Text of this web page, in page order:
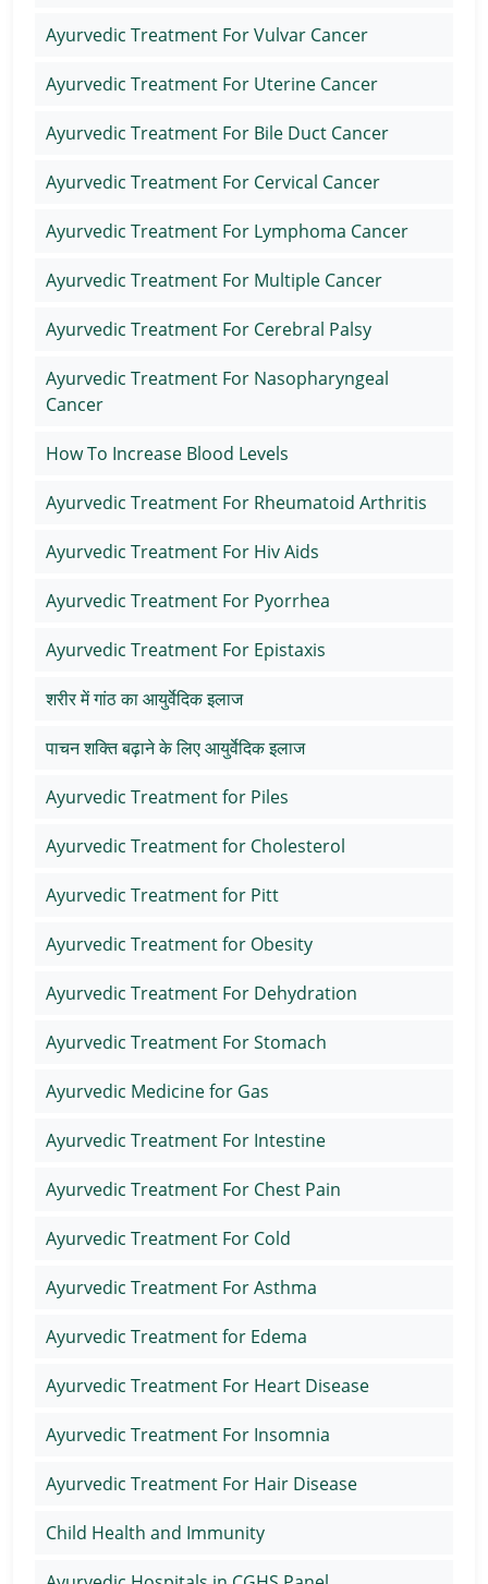
Ayurvedic Treatment For Vulvar Cancer
Ayurvedic Treatment For Uterine Cancer
Ayurvedic Treatment For Bile Duct Cancer
Ayurvedic Treatment For Cervical Cancer
Ayurvedic Treatment For Lymphoma Cancer
Ayurvedic Treatment For Multiple Cancer
Ayurvedic Treatment For Cerebral Palsy
Ayurvedic Treatment For Nasopharyngeal
Cancer
How To Increase Blood Levels
Ayurvedic Treatment For Rheumatoid Arthritis
Ayurvedic Treatment For Hiv Aids
Ayurvedic Treatment For Pyorrhea
Ayurvedic Treatment For Epistaxis
शरीर में गांठ का आयुर्वेदिक इलाज
पाचन शक्ति बढ़ाने के लिए आयुर्वेदिक इलाज
Ayurvedic Treatment for Piles
Ayurvedic Treatment for Cholesterol
Ayurvedic Treatment for Pitt
Ayurvedic Treatment for Obesity
Ayurvedic Treatment For Dehydration
Ayurvedic Treatment For Stomach
Ayurvedic Medicine for Gas
Ayurvedic Treatment For Intestine
Ayurvedic Treatment For Chest Pain
Ayurvedic Treatment For Cold
Ayurvedic Treatment For Asthma
Ayurvedic Treatment for Edema
Ayurvedic Treatment For Heart Disease
Ayurvedic Treatment For Insomnia
Ayurvedic Treatment For Hair Disease
Child Health and Immunity